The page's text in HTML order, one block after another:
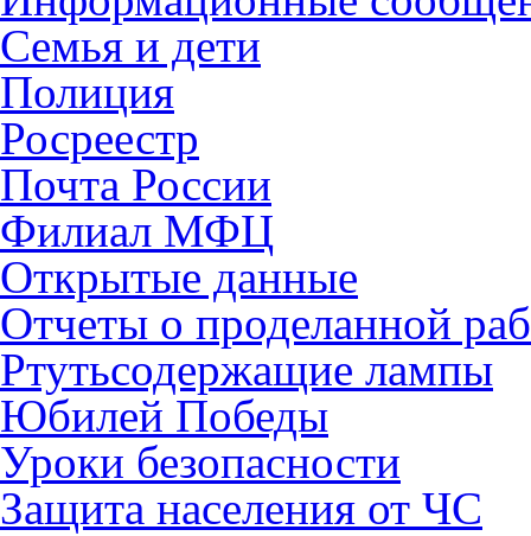
Семья и дети
Полиция
Росреестр
Почта России
Филиал МФЦ
Открытые данные
Отчеты о проделанной
Ртутьсодержащие лампы
Юбилей Победы
Уроки безопасности
Защита населения от ЧС